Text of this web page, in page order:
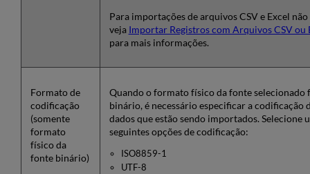
Para importações de arquivos CSV e Excel
veja Importar Registros com Arquivos CSV ou
para mais informações.
Formato de
codificação
(somente
formato
físico da
fonte binário)
Quando o formato físico da fonte selecionado
binário, é necessário especificar a codificação
dados que estão sendo importados. Selecione
seguintes opções de codificação:
ISO8859-1
UTF-8